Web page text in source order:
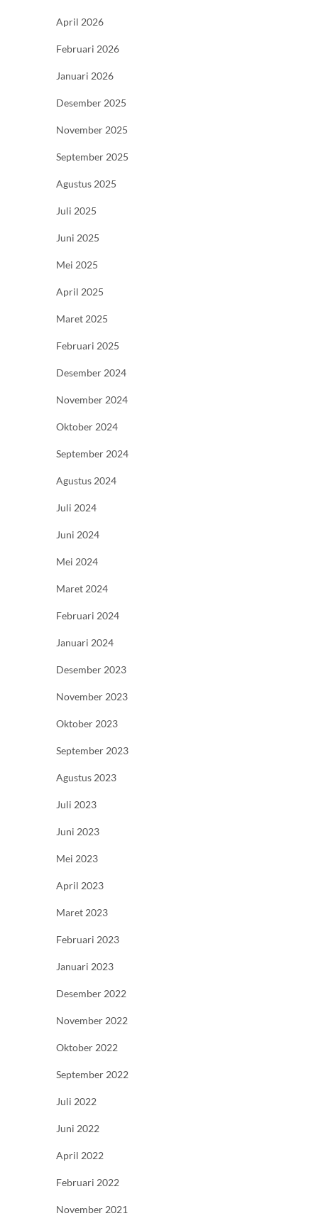
April 2026
Februari 2026
Januari 2026
Desember 2025
November 2025
September 2025
Agustus 2025
Juli 2025
Juni 2025
Mei 2025
April 2025
Maret 2025
Februari 2025
Desember 2024
November 2024
Oktober 2024
September 2024
Agustus 2024
Juli 2024
Juni 2024
Mei 2024
Maret 2024
Februari 2024
Januari 2024
Desember 2023
November 2023
Oktober 2023
September 2023
Agustus 2023
Juli 2023
Juni 2023
Mei 2023
April 2023
Maret 2023
Februari 2023
Januari 2023
Desember 2022
November 2022
Oktober 2022
September 2022
Juli 2022
Juni 2022
April 2022
Februari 2022
November 2021